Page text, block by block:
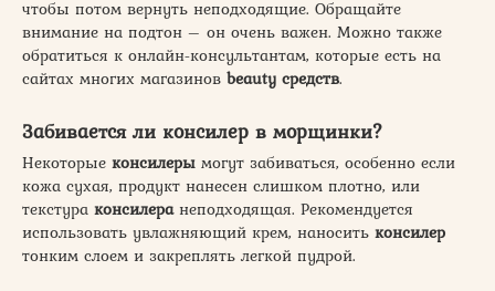
чтобы потом вернуть неподходящие. Обращайте
внимание на подтон – он очень важен. Можно также
обратиться к онлайн-консультантам, которые есть на
сайтах многих магазинов beauty средств.
Забивается ли консилер в морщинки?
Некоторые консилеры могут забиваться, особенно если
кожа сухая, продукт нанесен слишком плотно, или
текстура консилеранеподходящая. Рекомендуется
использовать увлажняющий крем, наносить консилер
тонким слоем и закреплять легкой пудрой.